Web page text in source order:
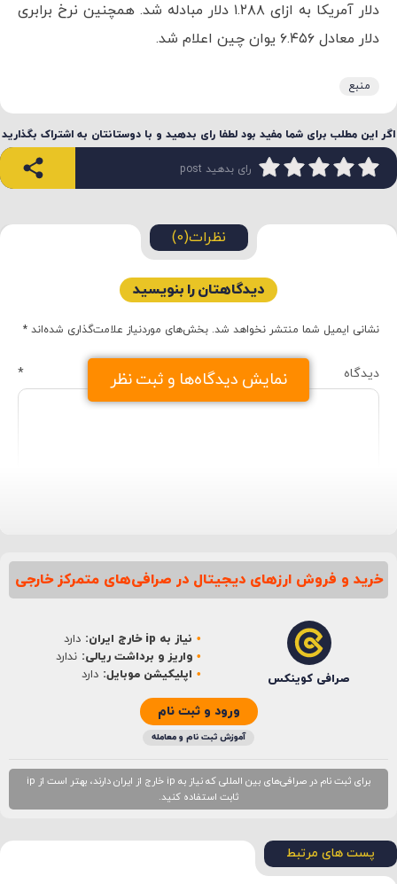
دلار آمریکا به ازای ۱.۲۸۸ دلار مبادله شد. همچنین نرخ برابری
دلار معادل ۶.۴۵۶ یوان چین اعلام شد.
منبع
اگر این مطلب برای شما مفید بود لطفا رای بدهید و با دوستانتان به اشتراک بگذارید
رای بدهید post
نمایش دیدگاه‌ها و ثبت نظر
نظرات(0)
دیدگاهتان را بنویسید
نشانی ایمیل شما منتشر نخواهد شد. بخش‌های موردنیاز علامت‌گذاری شده‌اند *
دیدگاه *
نام*
خرید و فروش ارزهای دیجیتال در صرافی‌های متمرکز خارجی
صرافی کوینکس
نیاز به ip خارج ایران:
دارد
واریز و برداشت ریالی: ندارد
اپلیکیشن موبایل: دارد
ورود و ثبت نام
آموزش ثبت نام و معامله
برای ثبت نام در صرافی‌های بین المللی که نیاز به ip خارج از ایران دارند، بهتر است از ip
ثابت استفاده کنید.
پست های مرتبط